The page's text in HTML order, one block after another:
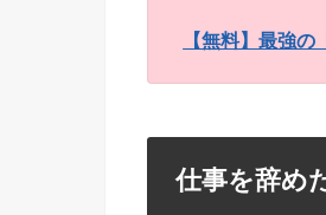
【無料】最強
仕事を辞め